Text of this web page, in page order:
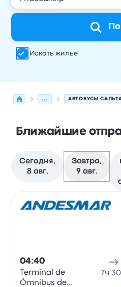
Искать жилье
... АВТОБУСЫ
Ближайшие
Сегодня,
8 авг.
Завтра,
9 авг.
04:40
Terminal de
Ómnibus de
7ч